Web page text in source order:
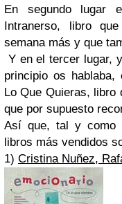
En segundo lugar
Intranerso, libro
semana más y que
Y en el tercer lugar,
principio os
Lo Que Quieras,
que por supuesto
Así que, tal y como
libros más vendidos
1) Cristina Nuñez,